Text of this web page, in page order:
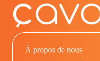
À propos de nous